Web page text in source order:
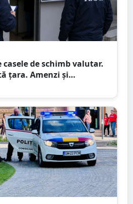
casele de schimb valutar.
țara. Amenzi și
3,4 milioane de lei